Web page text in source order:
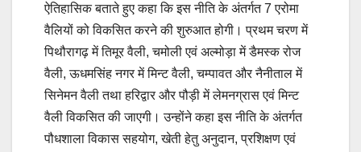
ऐतिहासिक बताते हुए कहा कि इस नीति के अंतर्गत 7 एरोमा
वैलियों को विकसित करने की शुरुआत होगी। प्रथम चरण में
पिथौरागढ़ में तिमूर वैली, चमोली एवं अल्मोड़ा में डैमस्क रोज
वैली, ऊधमसिंह नगर में मिन्ट वैली, चम्पावत और नैनीताल में
सिनेमन वैली तथा हरिद्वार और पौड़ी में लेमनग्रास एवं मिन्ट
वैली विकसित की जाएगी। उन्होंने कहा इस नीति के अंतर्गत
पौधशाला विकास सहयोग, खेती हेतु अनुदान, प्रशिक्षण एवं